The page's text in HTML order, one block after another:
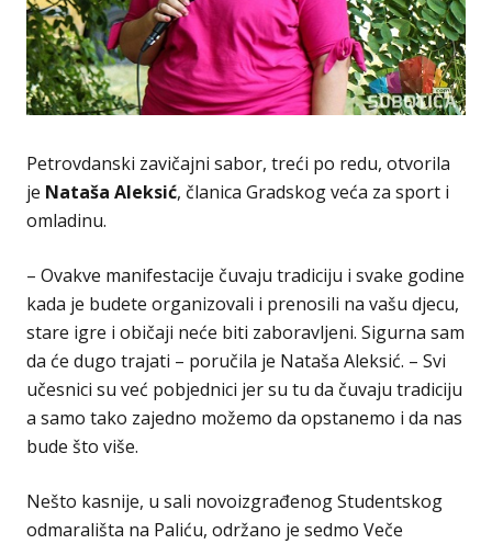
Petrovdanski zavičajni sabor, treći po redu, otvorila
je Nataša Aleksić, članica Gradskog veća za sport i
omladinu.
– Ovakve manifestacije čuvaju tradiciju i svake godine
kada je budete organizovali i prenosili na vašu djecu,
stare igre i običaji neće biti zaboravljeni. Sigurna sam
da će dugo trajati – poručila je Nataša Aleksić. – Svi
učesnici su već pobjednici jer su tu da čuvaju tradiciju
a samo tako zajedno možemo da opstanemo i da nas
bude što više.
Nešto kasnije, u sali novoizgrađenog Studentskog
odmarališta na Paliću, održano je sedmo Veče